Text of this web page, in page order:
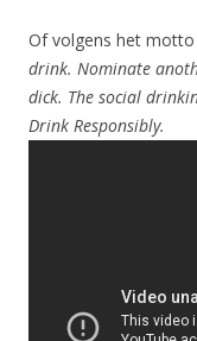
Of volgens het
drink. Nominate
dick. The social
Drink Responsibly.